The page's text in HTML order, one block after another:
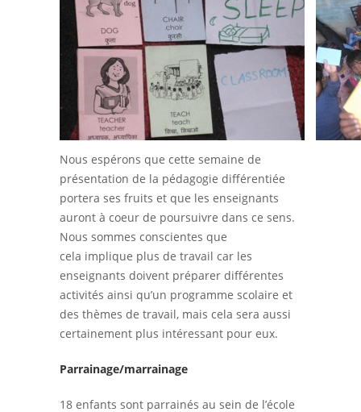
Nous espérons que cette semaine de
présentation de la pédagogie différentiée
portera ses fruits et que les enseignants
auront à coeur de poursuivre dans ce sens.
Nous sommes conscientes que
cela implique plus de travail car les
enseignants doivent préparer différentes
activités ainsi qu’un programme scolaire et
des thèmes de travail, mais cela sera aussi
certainement plus intéressant pour eux.
Parrainage/marrainage
18 enfants sont parrainés au sein de l’école